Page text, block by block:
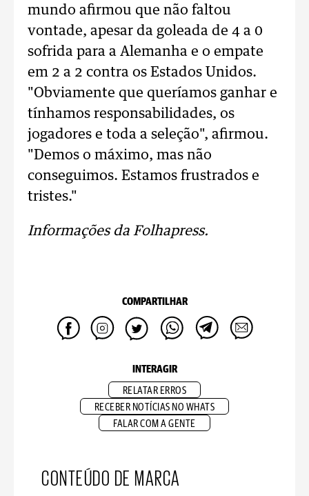
mundo afirmou que não faltou
vontade, apesar da goleada de 4 a 0
sofrida para a Alemanha e o empate
em 2 a 2 contra os Estados Unidos.
"Obviamente que queríamos ganhar e
tínhamos responsabilidades, os
jogadores e toda a seleção", afirmou.
"Demos o máximo, mas não
conseguimos. Estamos frustrados e
tristes."
Informações da Folhapress.
COMPARTILHAR
INTERAGIR
RELATAR ERROS
RECEBER NOTÍCIAS NO WHATS
FALAR COM A GENTE
CONTEÚDO DE MARCA